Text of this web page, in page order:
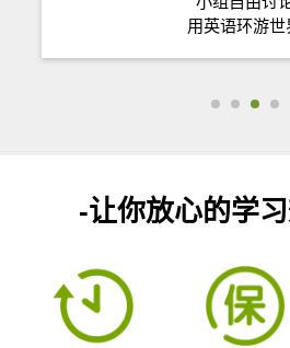
用英语环游世
-让你放心的学